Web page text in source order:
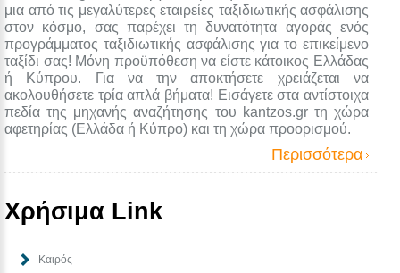
μια από τις μεγαλύτερες εταιρείες ταξιδιωτικής ασφάλισης
στον κόσμο, σας παρέχει τη δυνατότητα αγοράς ενός
προγράμματος ταξιδιωτικής ασφάλισης για το επικείμενο
ταξίδι σας! Μόνη προϋπόθεση να είστε κάτοικος Ελλάδας
ή Κύπρου. Για να την αποκτήσετε χρειάζεται να
ακολουθήσετε τρία απλά βήματα! Εισάγετε στα αντίστοιχα
πεδία της μηχανής αναζήτησης του kantzos.gr τη χώρα
αφετηρίας (Ελλάδα ή Κύπρο) και τη χώρα προορισμού.
Περισσότερα
Χρήσιμα Link
Καιρός